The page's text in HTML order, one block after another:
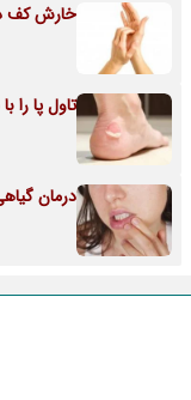
خارش کف
تاول پا را
درمان